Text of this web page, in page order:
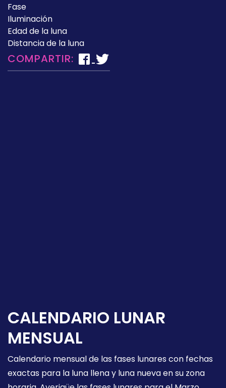
Fase
Iluminación
Edad de la luna
Distancia de la luna
COMPARTIR:
CALENDARIO LUNAR
MENSUAL
Calendario mensual de las fases lunares con fechas
exactas para la luna llena y luna nueva en su zona